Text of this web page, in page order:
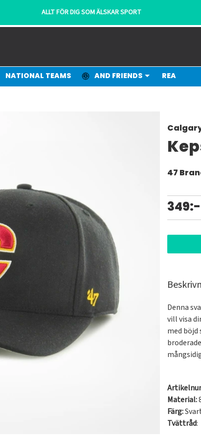
ALLT FÖR DIG SOM ÄLSKAR SPORT
NATIONAL TEAMS AND FRIENDS REA
47
349:-
Denna
vill visa
med böjd
Material:
Färg:
Tvättråd: